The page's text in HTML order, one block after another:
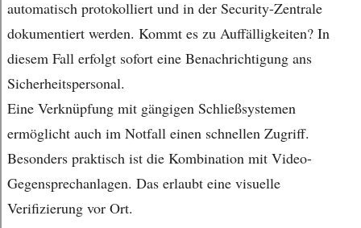
automatisch protokolliert und in der Security-Zentrale
dokumentiert werden. Kommt es zu Auffälligkeiten? In
diesem Fall erfolgt sofort eine Benachrichtigung ans
Sicherheitspersonal.
Eine Verknüpfung mit gängigen Schließsystemen
ermöglicht auch im Notfall einen schnellen Zugriff.
Besonders praktisch ist die Kombination mit Video-
Gegensprechanlagen. Das erlaubt eine visuelle
Verifizierung vor Ort.